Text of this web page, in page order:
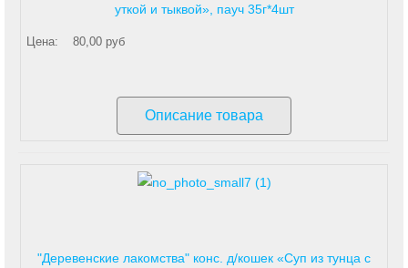
уткой и тыквой», пауч 35г*4шт
Цена: 80,00 руб
Описание товара
"Деревенские лакомства" конс. д/кошек «Суп из тунца с